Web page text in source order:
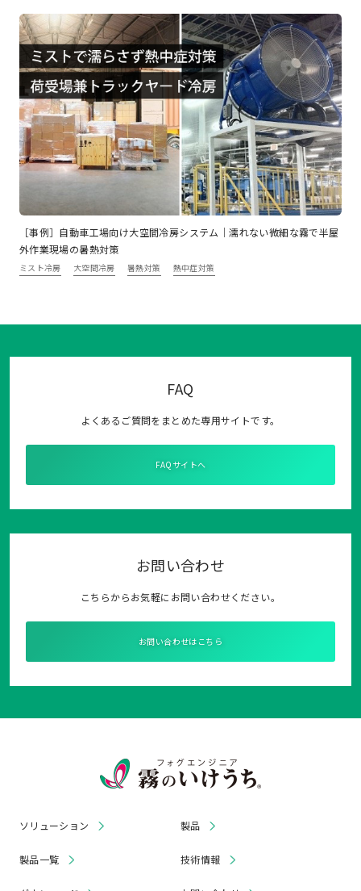
［事例］自動車工場向け大空間冷房システム｜濡れない微細な霧で半屋
外作業現場の暑熱対策
ミスト冷房 大空間冷房 暑熱対策 熱中症対策
FAQ
よくあるご質問をまとめた専用サイトです。
FAQサイトへ
お問い合わせ
こちらからお気軽にお問い合わせください。
お問い合わせはこちら
ソリューション 製品
製品一覧 技術情報